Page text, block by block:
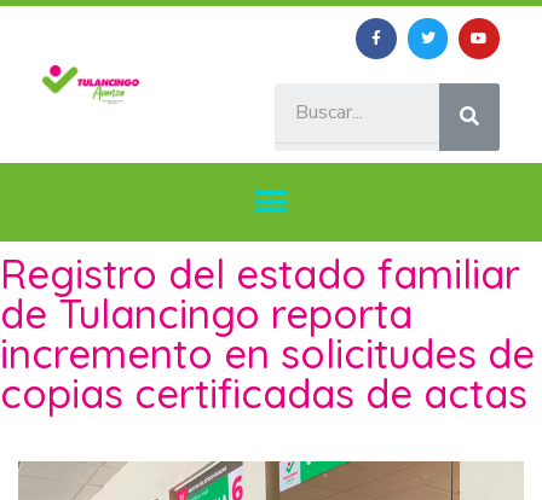
Registro del estado familiar
de Tulancingo reporta
incremento en solicitudes de
copias certificadas de actas